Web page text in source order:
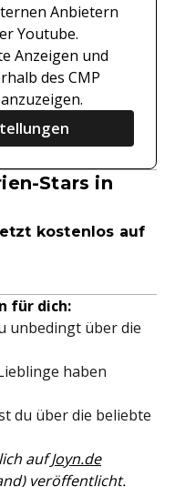
Anbietern
Youtube.
Anzeigen und
des CMP
Stars in
kostenlos auf
für dich:
unbedingt über die
haben
du über die beliebte
aufJoyn.de
veröffentlicht.